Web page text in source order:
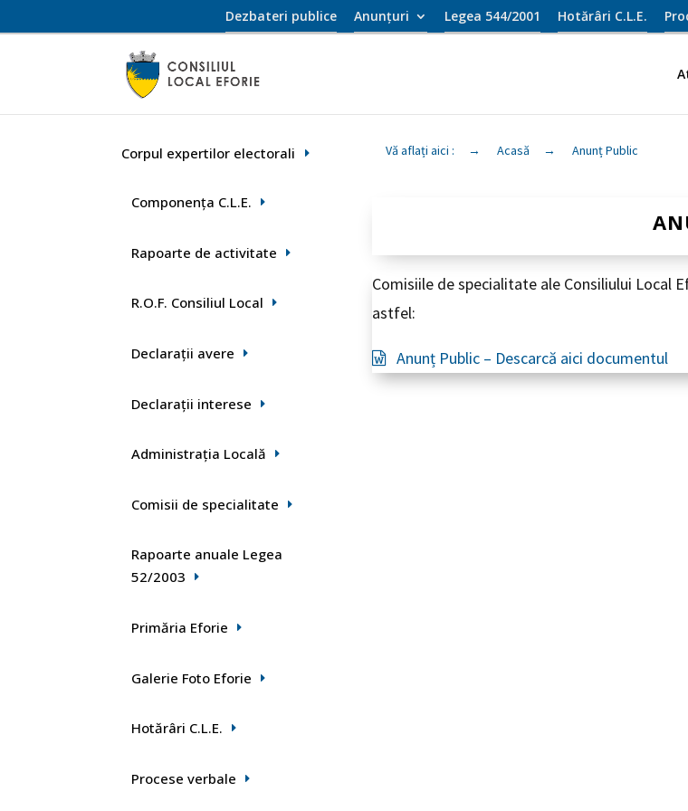
Dezbateri publice Anunțuri Legea 544/2001 Hotărâri C.L.E.
Corpul expertilor electorali
Componența C.L.E.
Rapoarte de activitate
R.O.F. Consiliul Local
Declaraţii avere
Declarații interese
Administrația Locală
Comisii de specialitate
Rapoarte anuale Legea
52/2003
Primăria Eforie
Galerie Foto Eforie
Hotărâri C.L.E.
Procese verbale
Vă aflați aici : → Acasă → Anunț Public
Comisiile de specialitate ale Consiliului Local
astfel:
Anunț Public – Descarcă aici documentul